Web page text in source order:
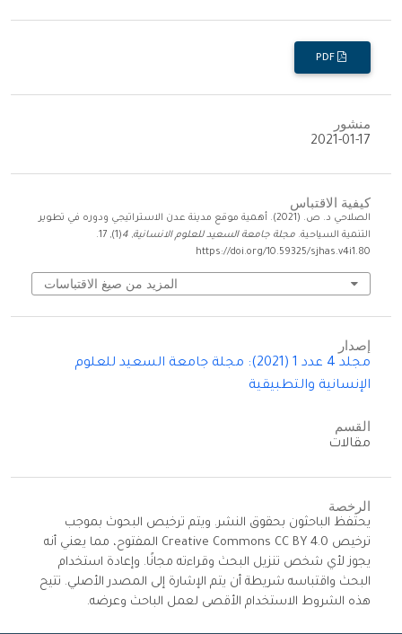
منشور
2021-01-17
كيفية الاقتباس
الصلاحي د. ص. (2021). أهمية موقع مدينة عدن الاستراتيجي ودوره في تطوير
التنمية السياحية. مجلة جامعة السعيد للعلوم الانسانية,
4
(1), 17.
https://doi.org/10.59325/sjhas.v4i1.80
المزيد من صيغ الاقتباسات
إصدار
مجلد 4 عدد 1 (2021): مجلة جامعة السعيد للعلوم
الإنسانية والتطبيقية
القسم
مقالات
الرخصة
يحتفظ الباحثون بحقوق النشر. ويتم ترخيص البحوث بموجب
ترخيص Creative Commons CC BY 4.0 المفتوح، مما يعني أنه
يجوز لأي شخص تنزيل البحث وقراءته مجانًا. وإعادة استخدام
البحث واقتباسه شريطة أن يتم الإشارة إلى المصدر الأصلي. تتيح
هذه الشروط الاستخدام الأقصى لعمل الباحث وعرضه.